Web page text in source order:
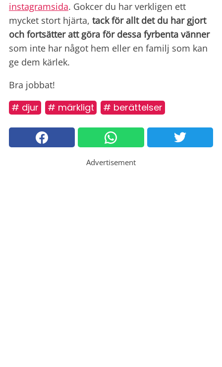
instagramsida. Gokcer du har verkligen ett
mycket stort hjärta, tack för allt det du har gjort
och fortsätter att göra för dessa fyrbenta vänner
som inte har något hem eller en familj som kan
ge dem kärlek.
Bra jobbat!
# djur # märkligt # berättelser
Advertisement